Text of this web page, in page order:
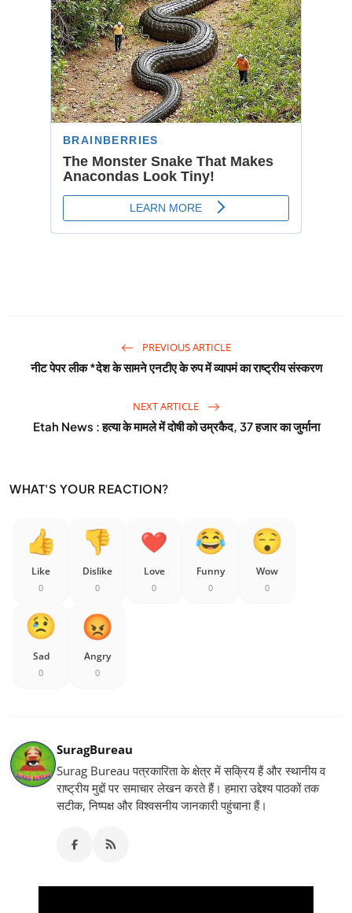
PREVIOUS ARTICLE
नीट पेपर लीक *देश के सामने एनटीए के रुप में व्यापमं का राष्ट्रीय संस्करण
NEXT ARTICLE
Etah News : हत्या के मामले में दोषी को उम्रकैद, 37 हजार का जुर्माना
WHAT'S YOUR REACTION?
Like
0
Dislike
0
Love
0
Funny
0
Wow
0
Sad
0
Angry
0
SuragBureau
Surag Bureau पत्रकारिता के क्षेत्र में सक्रिय हैं और स्थानीय व
राष्ट्रीय मुद्दों पर समाचार लेखन करते हैं। हमारा उद्देश्य पाठकों तक
सटीक, निष्पक्ष और विश्वसनीय जानकारी पहुंचाना हैं।